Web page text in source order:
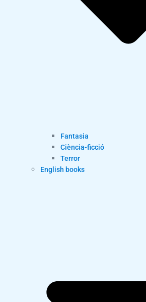
Fantasia
Ciència-ficció
Terror
English books